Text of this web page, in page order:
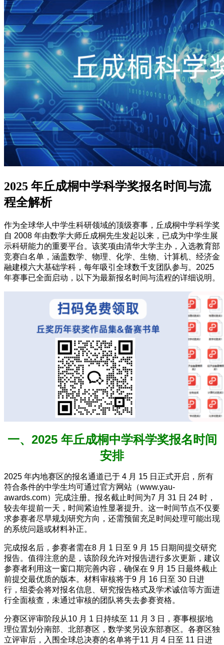
2025 年丘成桐中学科学奖报名时间与流
程全解析
作为全球华人中学生科研领域的顶级赛事，丘成桐中学科学奖
自 2008 年由数学大师丘成桐先生发起以来，已成为中学生展
示科研能力的重要平台。该奖项由清华大学主办，入选教育部
竞赛白名单，涵盖数学、物理、化学、生物、计算机、经济金
融建模六大基础学科，每年吸引全球数千支团队参与。2025
年赛事已全面启动，以下为最新报名时间与流程的详细说明。
一、2025 年丘成桐中学科学奖报名时间
安排
2025 年内地赛区的报名通道已于 4 月 15 日正式开启，所有
符合条件的中学生均可通过官方网站（www.yau-
awards.com）完成注册。报名截止时间为7 月 31 日 24 时，
较去年提前一天，时间紧迫性显著提升。这一时间节点不仅要
求参赛者尽早规划研究方向，还需预留充足时间处理可能出现
的系统问题或材料补正。
完成报名后，参赛者需在8 月 1 日至 9 月 15 日期间提交研究
报告。值得注意的是，该阶段允许对报告进行多次更新，建议
参赛者利用这一窗口期完善内容，确保在 9 月 15 日最终截止
前提交最优质的版本。材料审核将于9 月 16 日至 30 日进
行，组委会将对报名信息、研究报告格式及学术诚信等方面进
行全面核查，未通过审核的团队将失去参赛资格。
分赛区评审阶段从10 月 1 日持续至 11 月 3 日，赛事根据地
理位置划分南部、北部赛区，数学奖另设东部赛区。各赛区独
立评审后，入围全球总决赛的名单将于11 月 4 日至 11 日进